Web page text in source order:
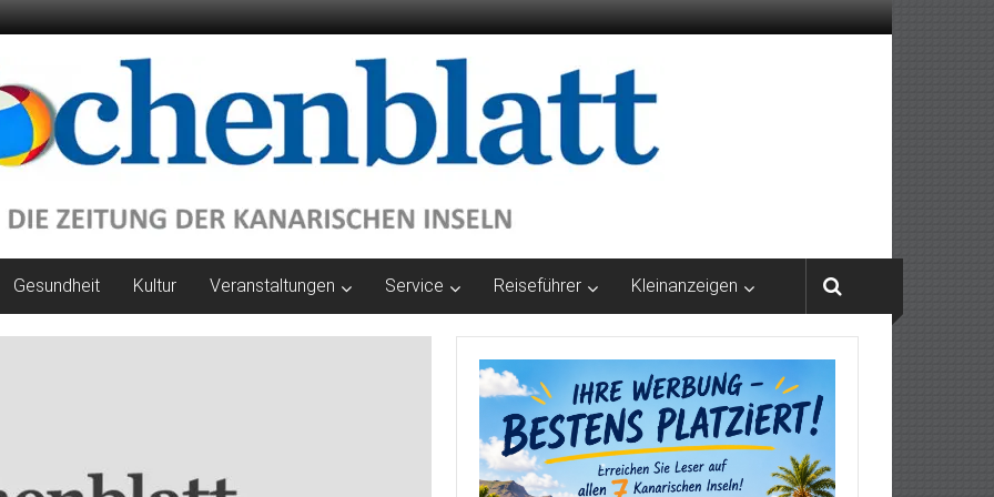
Gesundheit Kultur Veranstaltungen Service Reiseführer Kleinanzeigen